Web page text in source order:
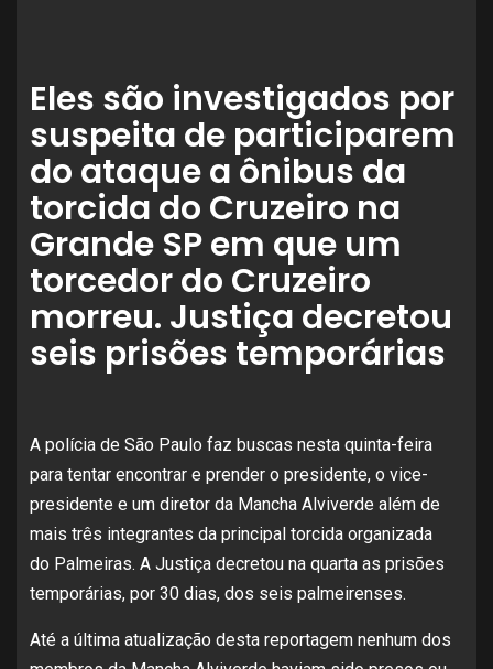
Eles são investigados por
suspeita de participarem
do ataque a ônibus da
torcida do Cruzeiro na
Grande SP em que um
torcedor do Cruzeiro
morreu. Justiça decretou
seis prisões temporárias
A polícia de São Paulo faz buscas nesta quinta-feira
para tentar encontrar e prender o presidente, o vice-
presidente e um diretor da Mancha Alviverde além de
mais três integrantes da principal torcida organizada
do Palmeiras. A Justiça decretou na quarta as prisões
temporárias, por 30 dias, dos seis palmeirenses.
Até a última atualização desta reportagem nenhum dos